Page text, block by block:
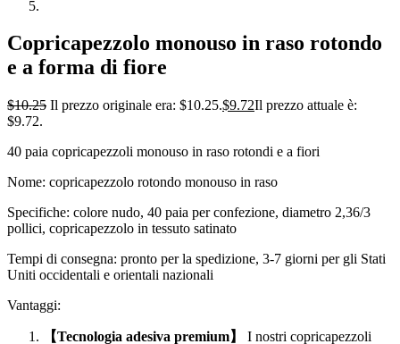
Copricapezzolo monouso in raso rotondo
e a forma di fiore
$10.25 Il prezzo originale era: $10.25.$9.72Il prezzo attuale è:
$9.72.
40 paia copricapezzoli monouso in raso rotondi e a fiori
Nome: copricapezzolo rotondo monouso in raso
Specifiche: colore nudo, 40 paia per confezione, diametro 2,36/3
pollici, copricapezzolo in tessuto satinato
Tempi di consegna: pronto per la spedizione, 3-7 giorni per gli Stati
Uniti occidentali e orientali nazionali
Vantaggi:
【Tecnologia adesiva premium】 I nostri copricapezzoli